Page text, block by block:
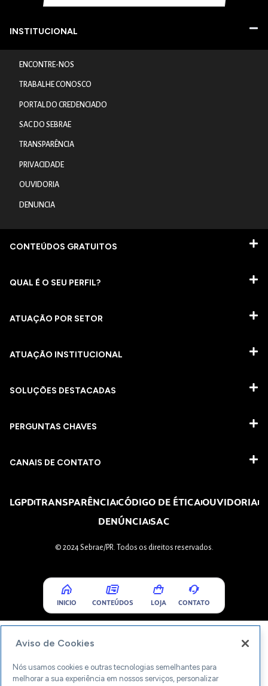
INSTITUCIONAL
ENCONTRE-NOS
TRABALHE CONOSCO
PORTAL DO CREDENCIADO
SAC DO SEBRAE
TRANSPARÊNCIA
PRIVACIDADE
OUVIDORIA
DENUNCIA
CONTEÚDOS GRATUITOS
QUAL É O SEU PERFIL?
ATUAÇÃO POR SETOR
ATUAÇÃO INSTITUCIONAL
SOLUÇÕES DESTACADAS
PERGUNTAS CHAVES​
CANAIS DE CONTATO
LGPDTRANSPARÊNCIACÓDIGO DE ÉTICAOUVIDORIA
DENÚNCIASAC
© 2024 Sebrae/PR. Todos os direitos reservados.
INICIO CONTEÚDOS LOJA CONTATO
Aviso de Cookies
Nós usamos cookies e outras tecnologias semelhantes para
melhorar a sua experiência em nossos serviços, personalizar